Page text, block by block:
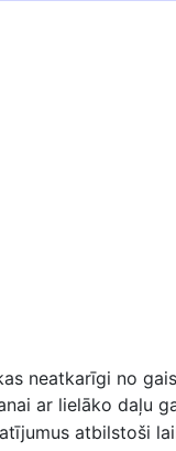
neatkarīgi no
ar lielāko daļu
atbilstoši